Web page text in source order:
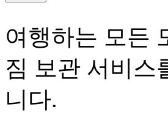
여행하는 모든
짐 보관 서비스
니다.